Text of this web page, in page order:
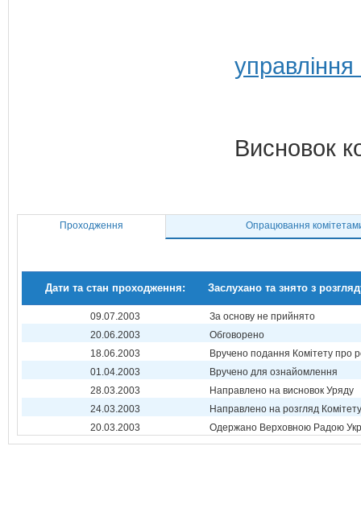
Висновок
Проходження Опрацювання
Дати та стан проходження: Заслухано та знято з
09.07.2003
За основу не прийнято
20.06.2003
Обговорено
18.06.2003
Вручено подання Комітету про
01.04.2003
Вручено для ознайомлення
28.03.2003
Направлено на висновок Уряду
24.03.2003
Направлено на розгляд Комітету
20.03.2003
Одержано Верховною Радою